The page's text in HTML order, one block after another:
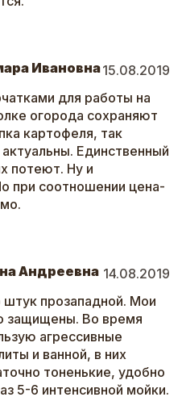
Ивановна15.08.2019
для работы на
огорода сохраняют
картофеля, так
Единственный
потеют. Ну и
при соотношении цена-
Андреевна 14.08.2019
штук прозападной. Мои
защищены. Во время
агрессивные
и ванной, в них
тоненькие, удобно
5-6 интенсивной мойки.